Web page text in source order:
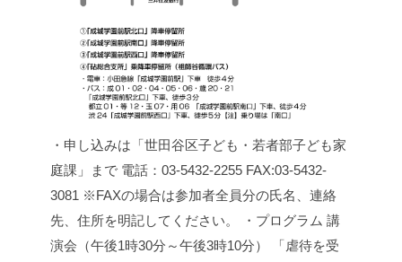
・申し込みは「世田谷区子ども・若者部子ども家
庭課」まで 電話：03-5432-2255 FAX:03-5432-
3081 ※FAXの場合は参加者全員分の氏名、連絡
先、住所を明記してください。
・プログラム 講
演会（午後1時30分～午後3時10分）
「虐待を受